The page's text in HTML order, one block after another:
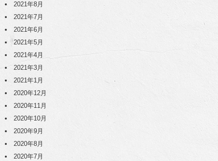
2021年8月
2021年7月
2021年6月
2021年5月
2021年4月
2021年3月
2021年1月
2020年12月
2020年11月
2020年10月
2020年9月
2020年8月
2020年7月